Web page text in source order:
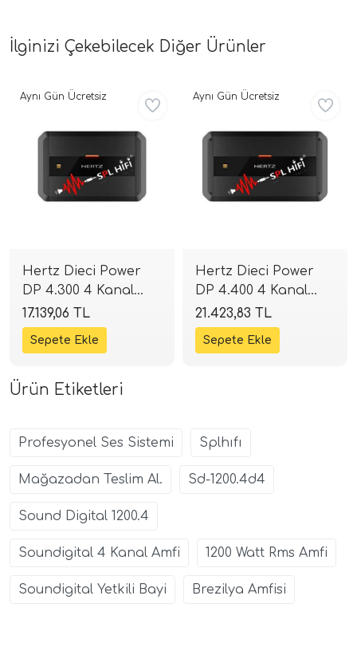
İlginizi Çekebilecek Diğer Ürünler
Hertz Dieci Power
DP 4.300 4 Kanal
Amfi | 4x75W RMS
Class-AB | SPLHIFI
17.139,06 TL
Aynı Gün Ücretsiz
Hertz Dieci Power
DP 4.400 4 Kanal
Amfi | 4x90W RMS
Class-AB | SPLHIFI
21.423,83 TL
Aynı Gün Ücretsiz
Ürün Etiketleri
Profesyonel Ses Sistemi Splhıfı
Mağazadan Teslim Al. Sd-1200.4d4
Sound Digital 1200.4
Soundigital 4 Kanal Amfi 1200 Watt Rms Amfi
Soundigital Yetkili Bayi Brezilya Amfisi